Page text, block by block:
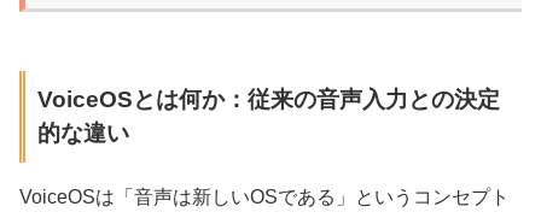
VoiceOSとは何か：従来の音声入力との決定
的な違い
VoiceOSは「音声は新しいOSである」というコンセプト